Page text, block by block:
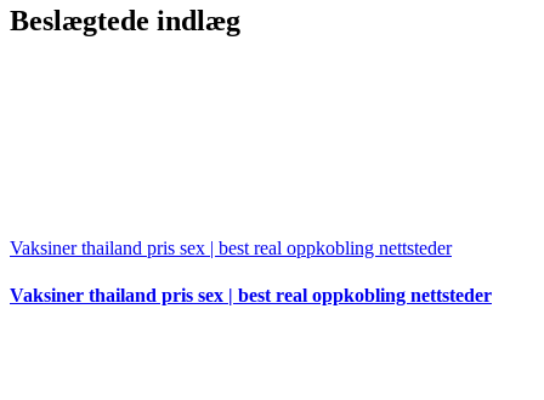
Beslægtede indlæg
Vaksiner thailand pris sex | best real oppkobling nettsteder
Vaksiner thailand pris sex | best real oppkobling nettsteder